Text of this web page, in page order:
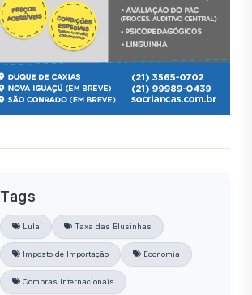
Tags
Lula Taxa das Blusinhas
Imposto de Importação Economia
Compras Internacionais